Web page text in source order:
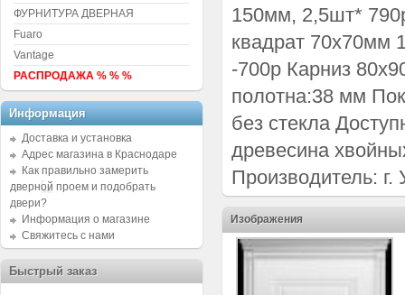
150мм, 2,5шт*
квадрат 70х70мм
-700р Карниз
полотна:38 мм
без стекла
древесина
Производитель:
Изображения
ФУРНИТУРА ДВЕРНАЯ
Fuaro
Vantage
РАСПРОДАЖА % % %
Информация
Доставка и установка
Адрес магазина в Краснодаре
Как правильно замерить
дверной проем и подобрать
двери?
Информация о магазине
Свяжитесь с нами
Быстрый заказ